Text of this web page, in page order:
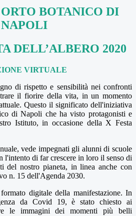
BOTANICO DI
NAPOLI
DELL’ALBERO 2020
VIRTUALE
di rispetto e sensibilità nei confronti
il fiorire della vita, in un momento
Questo il significato dell'iniziativa
di Napoli che ha visto protagonisti e
Istituto, in occasione della X Festa
vede impegnati gli alunni di scuole
l'intento di far crescere in loro il senso di
del nostro pianeta, in linea anche con
n. 15 dell'Agenda 2030.
digitale della manifestazione. In
da Covid 19, è stato chiesto ai
le immagini dei momenti più belli